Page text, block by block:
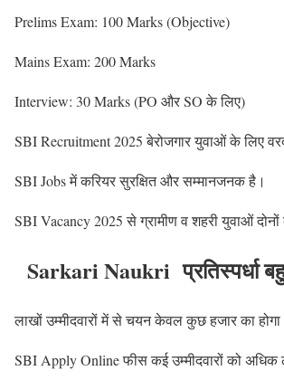
Prelims Exam: 100 Marks (Objective)
Mains Exam: 200 Marks
Interview: 30 Marks (PO और SO के लिए)
SBI Recruitment 2025 बेरोजगार युवाओं के लिए
SBI Jobs में करियर सुरक्षित और सम्मानजनक है।
SBI Vacancy 2025 से ग्रामीण व शहरी युवाओं
Sarkari Naukri प्रतिस्पर्धा
लाखों उम्मीदवारों में से चयन केवल कुछ हजार का
SBI Apply Online फीस कई उम्मीदवारों को